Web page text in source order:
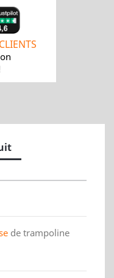
de trampoline